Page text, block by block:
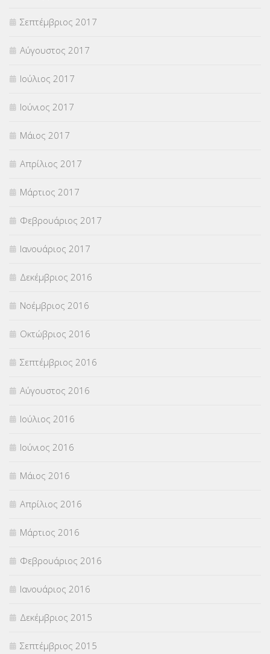
Σεπτέμβριος 2017
Αύγουστος 2017
Ιούλιος 2017
Ιούνιος 2017
Μάιος 2017
Απρίλιος 2017
Μάρτιος 2017
Φεβρουάριος 2017
Ιανουάριος 2017
Δεκέμβριος 2016
Νοέμβριος 2016
Οκτώβριος 2016
Σεπτέμβριος 2016
Αύγουστος 2016
Ιούλιος 2016
Ιούνιος 2016
Μάιος 2016
Απρίλιος 2016
Μάρτιος 2016
Φεβρουάριος 2016
Ιανουάριος 2016
Δεκέμβριος 2015
Σεπτέμβριος 2015